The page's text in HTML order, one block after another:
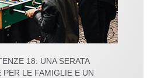
18: UNA SERATA
PER LE FAMIGLIE E UN